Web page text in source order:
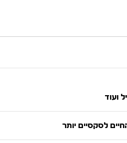
ועוד
לסקסיים יותר